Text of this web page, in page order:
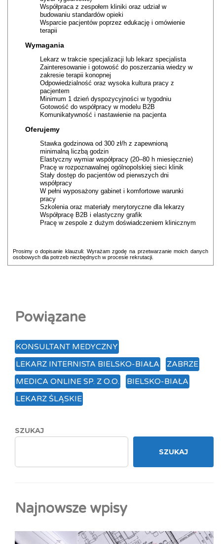
Współpraca z zespołem kliniki oraz udział w
budowaniu standardów opieki
Wsparcie pacjentów poprzez edukację i omówienie
terapii
Wymagania
Lekarz w trakcie specjalizacji lub lekarz specjalista
Zainteresowanie i gotowość do poszerzania wiedzy w
zakresie terapii konopnej
Odpowiedzialność oraz wysoka kultura pracy z
pacjentem
Minimum 1 dzień dyspozycyjności w tygodniu
Gotowość do współpracy w modelu B2B
Komunikatywność i nastawienie na pacjenta
Oferujemy
Stawka godzinowa od 300 zł/h z zapewnioną
minimalną liczbą godzin
Elastyczny wymiar współpracy (20–80 h miesięcznie)
Pracę w rozpoznawalnej ogólnopolskiej sieci klinik
Stały dostęp do pacjentów od pierwszych dni
współpracy
W pełni wyposażony gabinet i komfortowe warunki
pracy
Szkolenia oraz materiały merytoryczne dla lekarzy
Współpracę B2B i elastyczny grafik
Pracę w zespole z dużym doświadczeniem klinicznym
Prosimy o dopisanie klauzuli: Wyrażam zgodę na przetwarzanie moich danych
osobowych dla potrzeb niezbędnych w procesie rekrutacji.
Powiązane
KONSULTANT MEDYCZNY
LEKARZ INTERNISTA BIELSKO-BIAŁA
ZABRZE
MEDICA ONLINE SP. Z O.O.
BIELSKO-BIAŁA
LEKARZ ŚLĄSKIE
SZUKAJ
SZUKAJ
Najnowsze wpisy